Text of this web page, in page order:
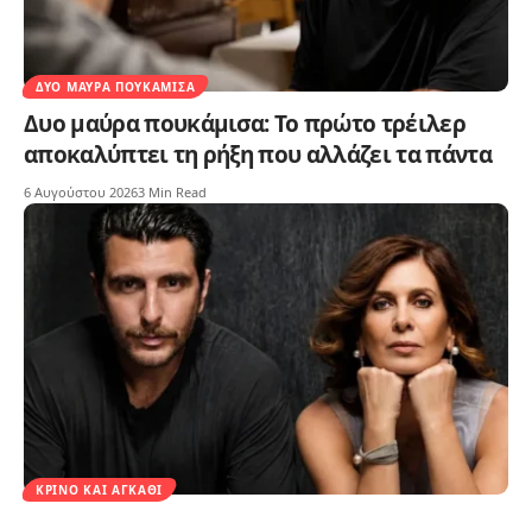
ΔΥΟ ΜΑΎΡΑ ΠΟΥΚΆΜΙΣΑ
Δυο μαύρα πουκάμισα: Το πρώτο τρέιλερ
αποκαλύπτει τη ρήξη που αλλάζει τα πάντα
6 Αυγούστου 20263 Min Read
ΚΡΊΝΟ ΚΑΙ ΑΓΚΆΘΙ